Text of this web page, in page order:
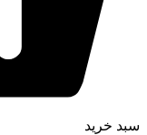
سبد خرید